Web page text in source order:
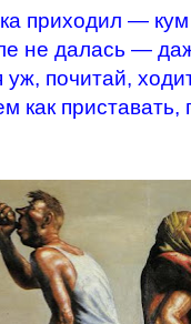
приходил —
не далась —
уж, почитай,
как приставать,